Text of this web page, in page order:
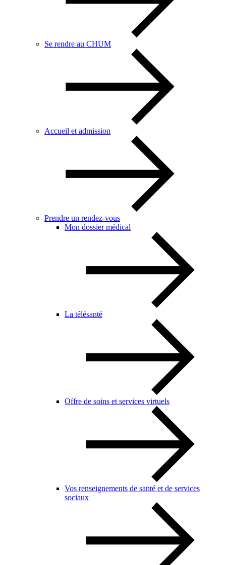
Se rendre au CHUM
Accueil et admission
Prendre un rendez-vous
Mon dossier médical
La télésanté
Offre de soins et services virtuels
Vos renseignements de santé et de services
sociaux